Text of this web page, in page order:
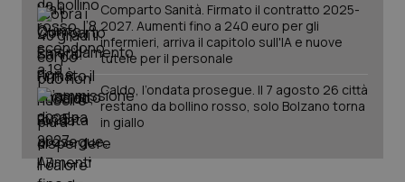
Comparto Sanità. Firmato il contratto 2025-
2027. Aumenti fino a 240 euro per gli
infermieri, arriva il capitolo sull'IA e nuove
tutele per il personale
Caldo, l’ondata prosegue. Il 7 agosto 26 città
restano da bollino rosso, solo Bolzano torna
in giallo